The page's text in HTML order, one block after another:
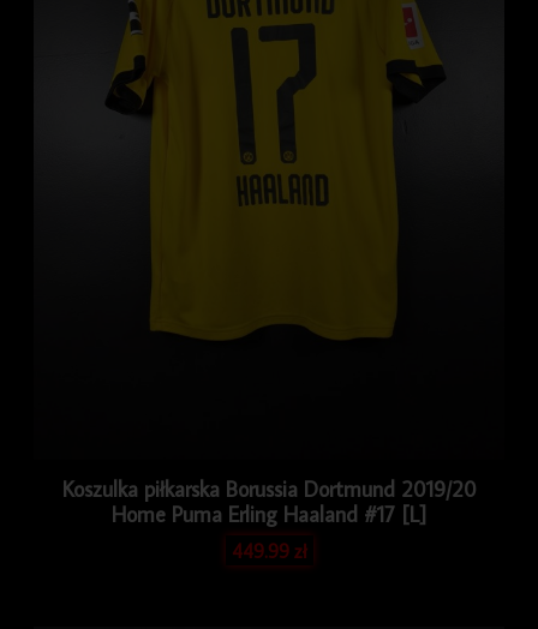
Koszulka piłkarska Borussia Dortmund 2019/20
Home Puma Erling Haaland #17 [L]
449.99zł